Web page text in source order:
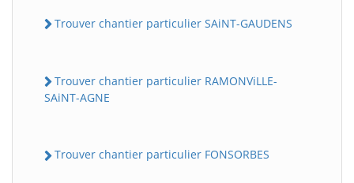
Trouver chantier particulier SAiNT-GAUDENS
Trouver chantier particulier RAMONViLLE-
SAiNT-AGNE
Trouver chantier particulier FONSORBES